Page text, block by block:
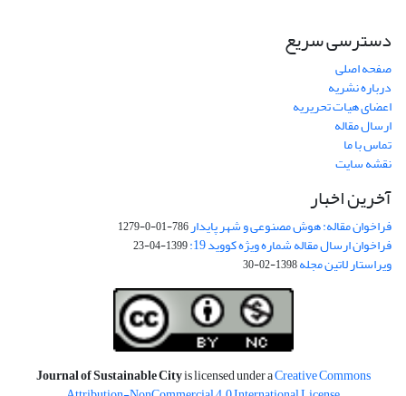
دسترسی سریع
صفحه اصلی
درباره نشریه
اعضای هیات تحریریه
ارسال مقاله
تماس با ما
نقشه سایت
آخرین اخبار
فراخوان مقاله: هوش مصنوعی و شهر پایدار786-01-0-1279
فراخوان ارسال مقاله شماره ویژه کووید 19: 1399-04-23
ویراستار لاتین مجله1398-02-30
Journal of Sustainable Cityis licensed under aCreative Commons